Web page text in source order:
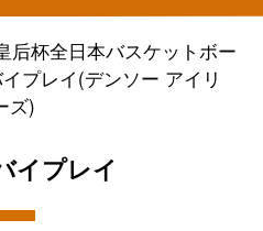
后杯全日本バスケットボー
プレイ(デンソー アイリ
ズ)
イプレイ